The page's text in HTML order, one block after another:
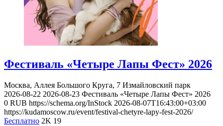
Фестиваль «Четыре Лапы Фест» 2026
Москва, Аллея Большого Круга, 7 Измайловский парк
2026-08-22 2026-08-23 Фестиваль «Четыре Лапы Фест» 2026
0 RUB https://schema.org/InStock 2026-08-07T16:43:00+03:00
https://kudamoscow.ru/event/festival-chetyre-lapy-fest-2026/
Бесплатно 2K 19